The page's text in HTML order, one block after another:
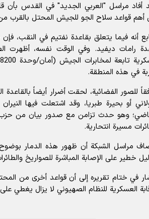
أفاد مراسل "العربي الجديد" في القدس بأن
أهم قواعد سلاح الجو للجيش المحتل بالقرب
أنه فيما يتعلق بقاعدة نفتيم في النقب،
رامات ديفيد. وفي الوقت نفسه، أظهرت
في هذه المنطقة.
للصور الفضائية، لحقت أضرار أيضاً
وهو حدث تزامن مع صدور بيان من حزب
مسيرة انتحارية.
مراسل الشبكة أن ظهور هذه الدمار
خطير على الإصابة المباشرة للصواريخ
في ختام تقريره إلى أن قواعد أخرى من
العسكرية للنظام الصهيوني لا يزال يغطي